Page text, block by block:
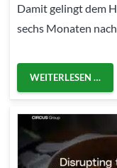
Damit gelingt dem
sechs Monaten
WEITERLESEN …